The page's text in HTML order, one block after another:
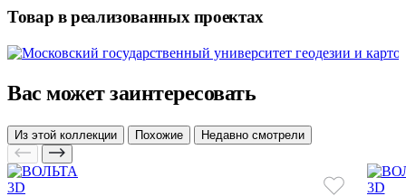
Товар в реализованных проектах
Вас может заинтересовать
Из этой коллекции Похожие Недавно смотрели
3D
3D